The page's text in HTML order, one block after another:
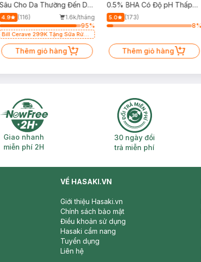
Cho Da Thường Đến Da
473ml
4.9 (116)
1.6k/tháng
95%
Bill Cerave 299K Tặng Sữa Rửa
Mặt Cerave 30ml (SL có hạn)
Thêm giỏ hàng
0.5% BHA Có Độ pH Thấp
150ml
5.0
(173)
8%
Thêm giỏ hàng
Giao nhanh miễn phí 2H
Giao nhanh
miễn phí 2H
30 ngày đổi trả
30 ngày đổi
trả miễn phí
VỀ HASAKI.VN
Giới thiệu Hasaki.vn
Chính sách bảo mật
Điều khoản sử dụng
Hasaki cẩm nang
Tuyển dụng
Liên hệ